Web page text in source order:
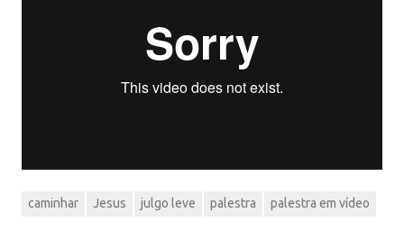
caminhar Jesus julgo leve palestra palestra em vídeo